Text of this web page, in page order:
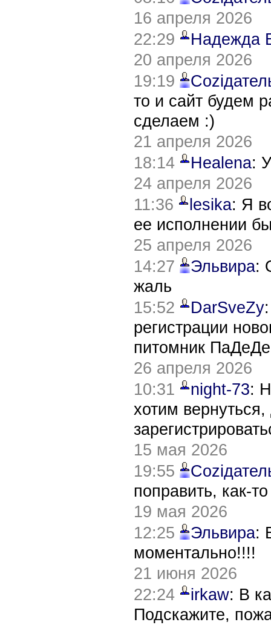
16 апреля 2026
22:29
Надежда
20 апреля 2026
19:19
то и сайт будем
сделаем :)
21 апреля 2026
18:14
Healena:
24 апреля 2026
11:36
lesika: Я
ее исполнении
25 апреля 2026
14:27
Эльвира:
жаль
15:52
DarSveZy
регистрации
питомник
26 апреля 2026
10:31
night-73:
хотим
15 мая 2026
19:55
поправить, как-
19 мая 2026
12:25
Эльвира:
моментально!!!!
21 июня 2026
22:24
irkaw: В
Подскажите,